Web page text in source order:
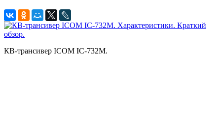
КВ-трансивер ICOM IC-732M.